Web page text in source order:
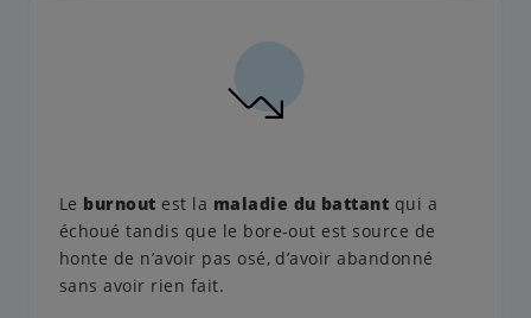
Le burnout est la maladie du battant qui a
échoué tandis que le bore-out est source de
honte de n’avoir pas osé, d’avoir abandonné
sans avoir rien fait.